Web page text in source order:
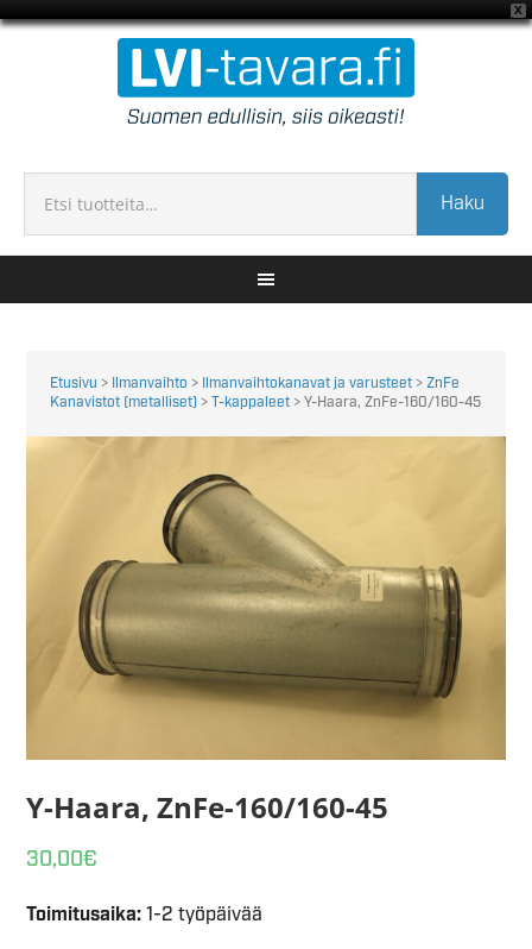
X
Haku
Etusivu > Ilmanvaihto > Ilmanvaihtokanavat ja varusteet >ZnFe
Kanavistot (metalliset) >T-kappaleet > Y-Haara, ZnFe-160/160-45
Y-Haara, ZnFe-160/160-45
30,00€
Toimitusaika:1-2 työpäivää